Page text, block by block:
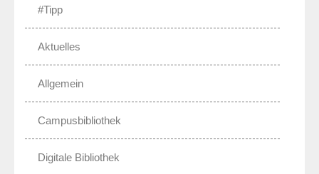
#Tipp
Aktuelles
Allgemein
Campusbibliothek
Digitale Bibliothek